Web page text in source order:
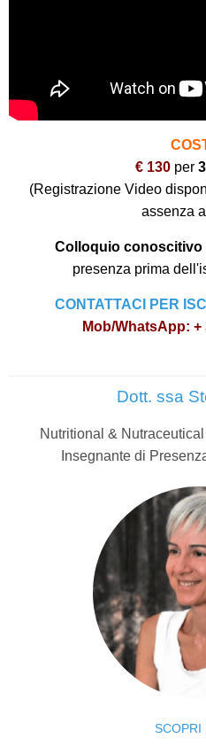
€ 130 per
(Registrazione Video
assenza
Colloquio conoscitivo
presenza prima
CONTATTACI PER
Mob/WhatsApp: +
Dott. ssa
Nutritional &
Insegnante di
SCOPRI